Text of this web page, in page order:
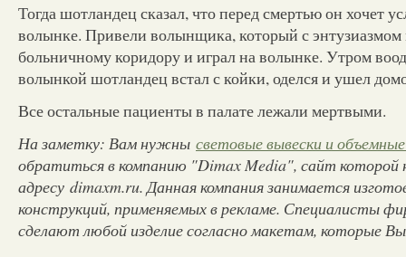
Тогда шотландец сказал, что перед смертью он хочет
волынке. Привели волынщика, который с
больничному коридору и играл на волынке. Утром
волынкой шотландец встал с койки, оделся и ушел
Все остальные пациенты в палате лежали мертвыми.
На заметку: Вам нужны световые вывески и
обратиться в компанию "Dimax Media", сайт которой
адресу dimaxm.ru. Данная компания занимается
конструкций, применяемых в рекламе. Специалисты
сделают любой изделие согласно макетам, которые